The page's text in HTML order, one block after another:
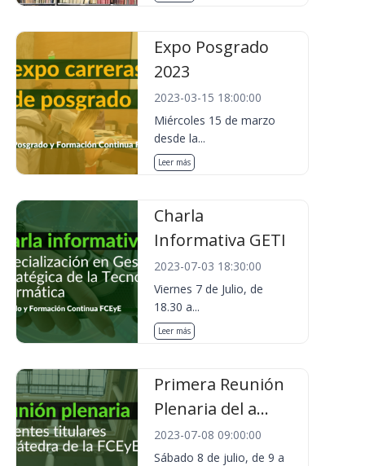
Expo Posgrado
2023
2023-03-15 18:00:00
Miércoles 15 de marzo
desde la...
Leer más
Charla
Informativa GETI
2023-07-03 18:30:00
Viernes 7 de Julio, de
18.30 a...
Leer más
Primera Reunión
Plenaria del a...
2023-07-08 09:00:00
Sábado 8 de julio, de 9 a